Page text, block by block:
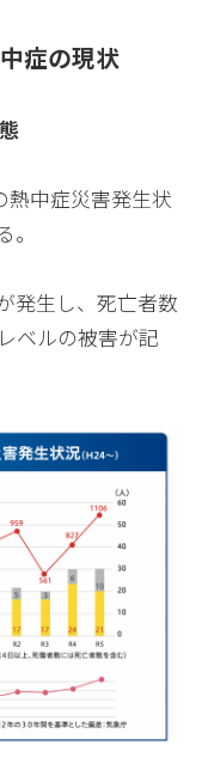
症の現状
熱中症災害発生状
発生し、死亡者数
ベルの被害が記